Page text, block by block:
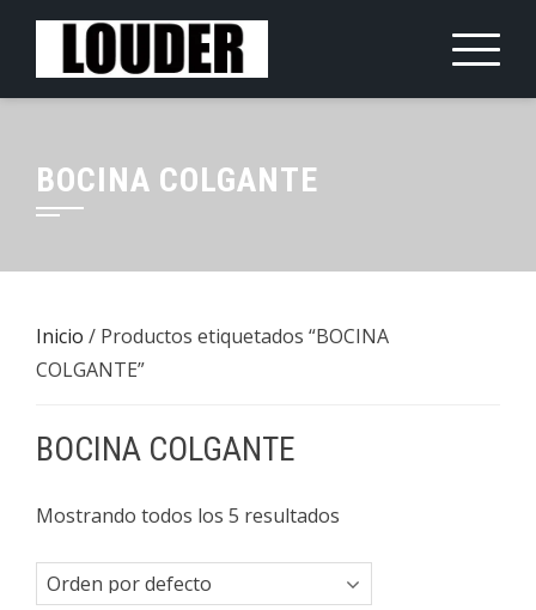
Saltar
contenido
BOCINA COLGANTE
Inicio / Productos etiquetados “BOCINA
COLGANTE”
BOCINA COLGANTE
Mostrando todos los 5 resultados